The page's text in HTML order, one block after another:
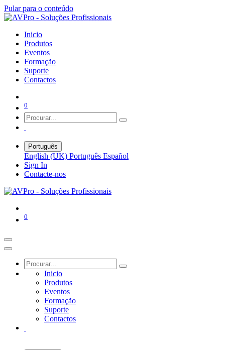
Pular para o conteúdo
Inicio
Produtos
Eventos
Formação
Suporte
Contactos
0
Português
English (UK) Português Español
Sign In
Contacte-nos
0
Inicio
Produtos
Eventos
Formação
Suporte
Contactos